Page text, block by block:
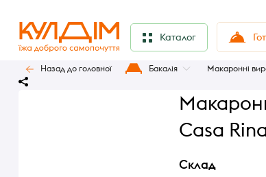
Каталог
Назад до головної Бакалія Макаронні
Casa
Склад